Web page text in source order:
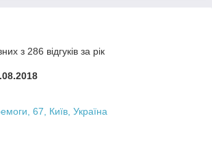
з 286 відгуків за рік
67, Київ, Україна